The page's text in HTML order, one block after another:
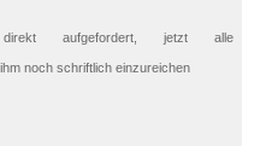
aufge­for­dert, jetzt alle
noch schrift­lich einzu­rei­chen